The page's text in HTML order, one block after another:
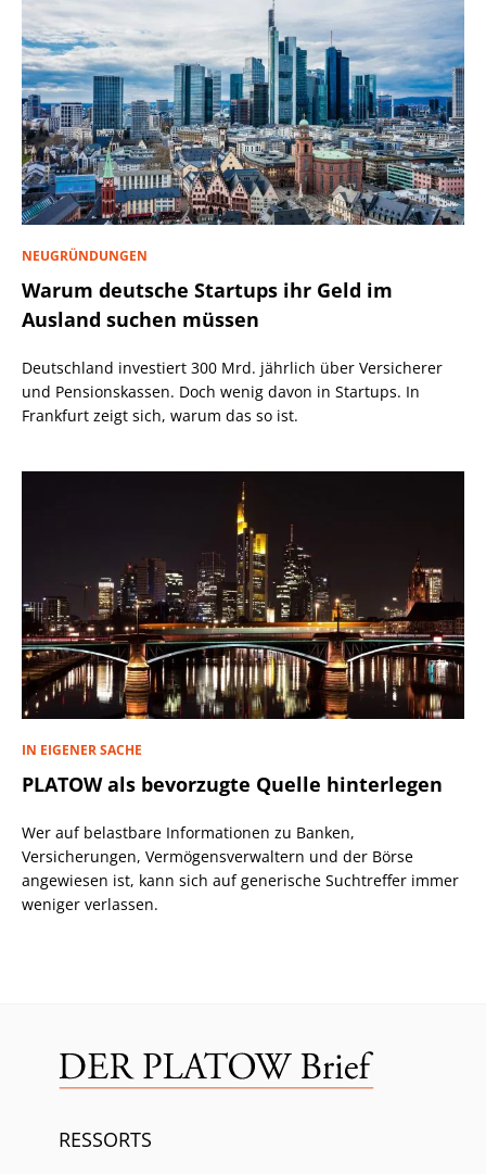
NEUGRÜNDUNGEN
Warum deutsche Startups ihr Geld im
Ausland suchen müssen
Deutschland investiert 300 Mrd. jährlich über Versicherer
und Pensionskassen. Doch wenig davon in Startups. In
Frankfurt zeigt sich, warum das so ist.
IN EIGENER SACHE
PLATOW als bevorzugte Quelle hinterlegen
Wer auf belastbare Informationen zu Banken,
Versicherungen, Vermögensverwaltern und der Börse
angewiesen ist, kann sich auf generische Suchtreffer immer
weniger verlassen.
RESSORTS